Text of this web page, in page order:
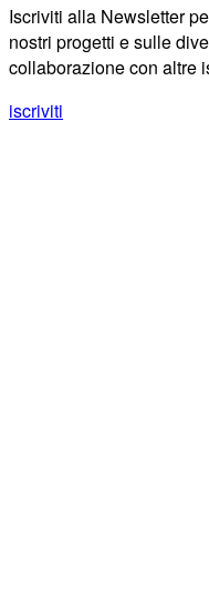
Iscriviti alla Newsletter
nostri progetti e sulle
collaborazione con altre
iscriviti